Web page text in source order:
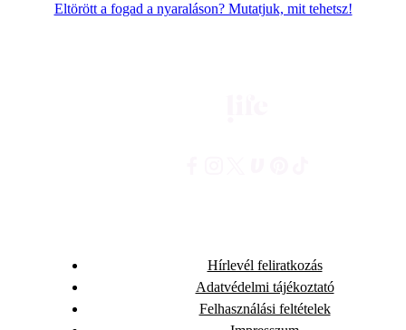
Eltörött a fogad a nyaraláson? Mutatjuk, mit tehetsz!
Hírlevél feliratkozás
Adatvédelmi tájékoztató
Felhasználási feltételek